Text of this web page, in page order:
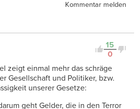
Kommentar melden
15
0
zeigt einmal mehr das schräge
Gesellschaft und Politiker, bzw.
unserer Gesetze:
geht Gelder, die in den Terror